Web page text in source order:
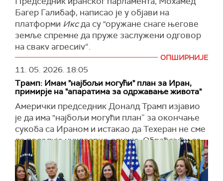
насиља.
Багер Галибаф, написао је у објави на
платформи Иксда су "оружане снаге његове
земље спремне да пруже заслужени одговор
на сваку агресију“.
"Погрешна стратегија и погрешне одлуке ће
увек довести до погрешних резултата – цео
свет је то већ схватио. Спремни смо на све
опције; биће изненађени“, навео је Галибаф.
(Al Jazeera)
ОПШИРНИЈЕ
11. 05. 2026. 18:05
Трамп: Имам "најбољи могући" план за Иран,
примирје на "апаратима за одржавање живота"
Амерички председник Доналд Трамп изјавио
је да има "најбољи могући план” за окончање
сукоба са Ираном и истакао да Техеран не сме
да поседује нуклеарно оружје. Обраћајући се
новинарима у Овалном кабинету, поновиo да
је ирански контрапредлог за окончање рата
"неприхватљив”, преносиСи-Ен-Ен.